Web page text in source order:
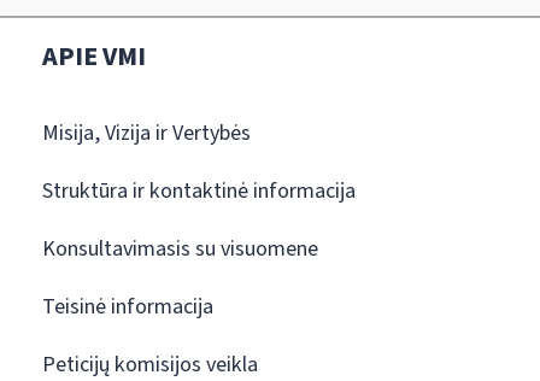
APIE VMI
Misija, Vizija ir Vertybės
Struktūra ir kontaktinė informacija
Konsultavimasis su visuomene
Teisinė informacija
Peticijų komisijos veikla